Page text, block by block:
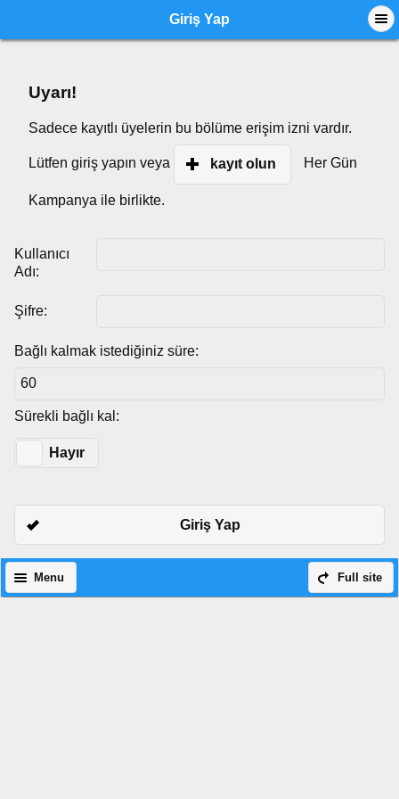
Giriş Yap
Uyarı!
Sadece kayıtlı üyelerin bu bölüme erişim izni vardır.
Lütfen giriş yapın veya kayıt olun Her Gün
Kampanya ile birlikte.
Kullanıcı
Adı:
Şifre:
Bağlı kalmak istediğiniz süre:
Sürekli bağlı kal:
Hayır
Giriş Yap
Full site
Menu